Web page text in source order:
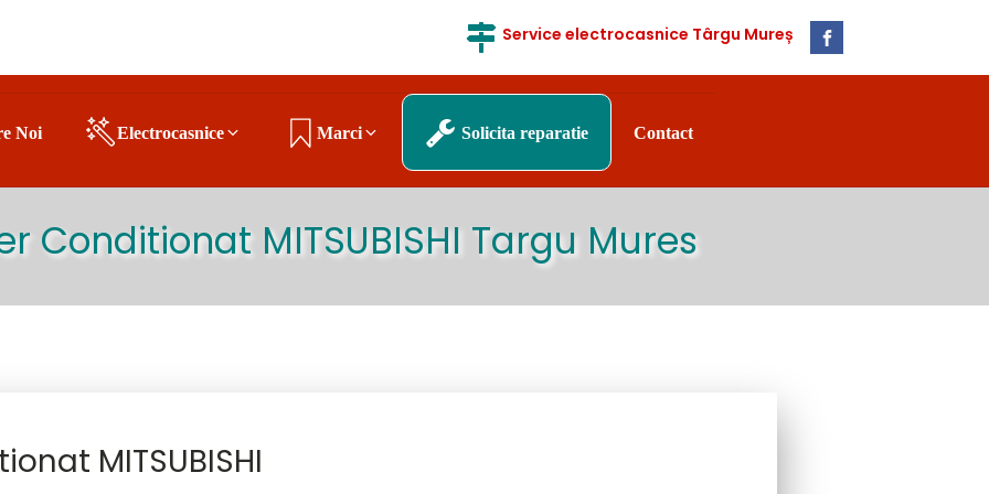
Service electrocasnice Târgu Mureș
Noi Electrocasnice Marci Solicita reparatie Contact
Conditionat MITSUBISHI Targu Mures
MITSUBISHI